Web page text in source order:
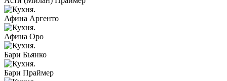
Афина Аргенто
Афина Оро
Бари Бьянко
Бари Праймер